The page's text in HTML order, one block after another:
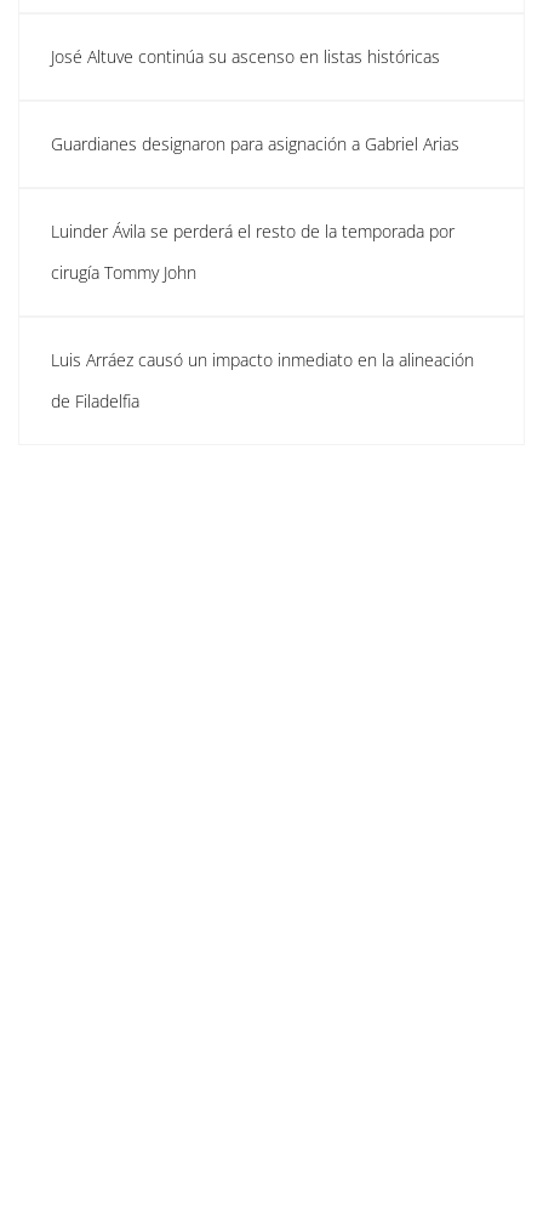
José Altuve continúa su ascenso en listas históricas
Guardianes designaron para asignación a Gabriel Arias
Luinder Ávila se perderá el resto de la temporada por
cirugía Tommy John
Luis Arráez causó un impacto inmediato en la alineación
de Filadelfia